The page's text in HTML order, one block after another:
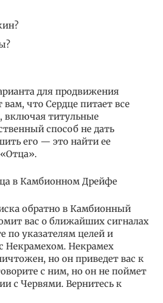
для продвижения
что Сердце питает все
включая титульные
способ не дать
его — это найти ее
в Камбионном Дрейфе
обратно в Камбионный
вас о ближайших сигналах
по указателям целей и
Некрамехом. Некрамех
но он приведет вас к
с ним, но он не поймет
с Червями. Вернитесь к